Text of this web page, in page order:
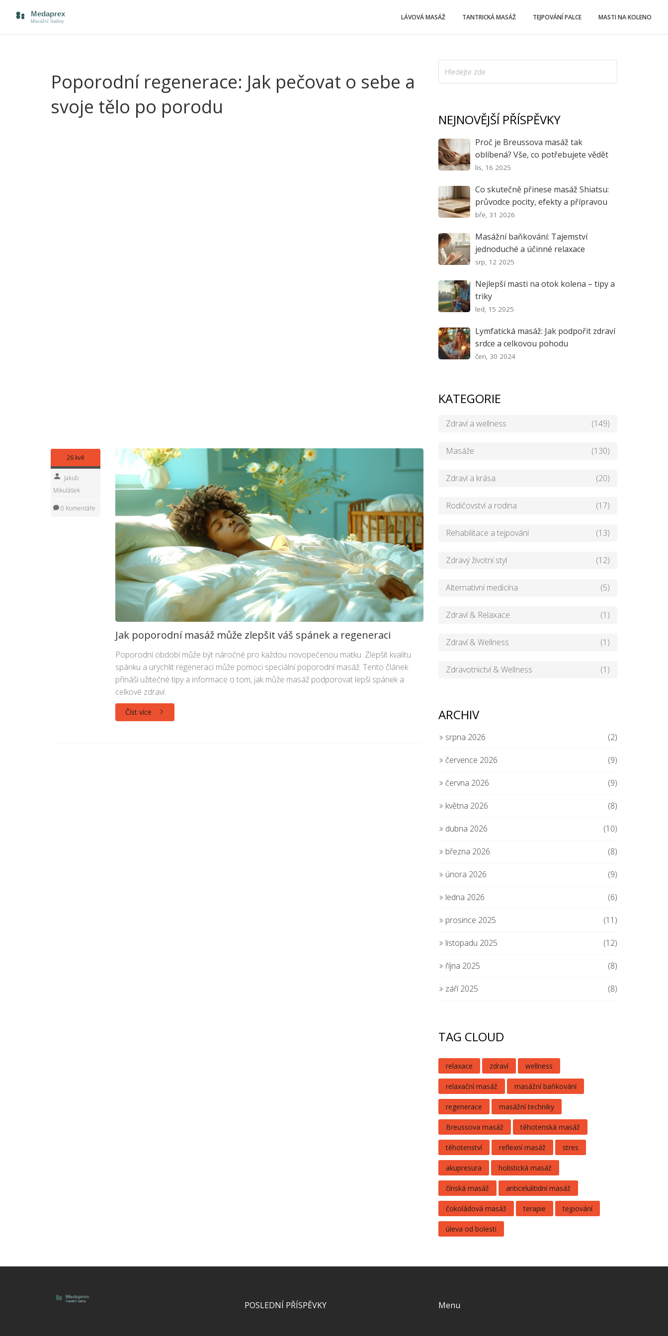
LÁVOVÁ MASÁŽ TANTRICKÁ MASÁŽ TEJPOVÁNÍ PALCE MASTI NA KOLENO
Poporodní regenerace: Jak pečovat o sebe a
svoje tělo po porodu
26 kvě
Jakub
Mikulášek
0 Komentáře
Jak poporodní masáž může zlepšit váš spánek a regeneraci
Poporodní období může být náročné pro každou novopečenou matku. Zlepšit kvalitu
spánku a urychlit regeneraci může pomoci speciální poporodní masáž. Tento článek
přináší užitečné tipy a informace o tom, jak může masáž podporovat lepší spánek a
celkové zdraví.
Číst více
NEJNOVĚJŠÍ PŘÍSPĚVKY
Proč je Breussova masáž tak
oblíbená? Vše, co potřebujete vědět
lis, 16 2025
Co skutečně přinese masáž Shiatsu:
průvodce pocity, efekty a přípravou
bře, 31 2026
Masážní baňkování: Tajemství
jednoduché a účinné relaxace
srp, 12 2025
Nejlepší masti na otok kolena – tipy a
triky
led, 15 2025
Lymfatická masáž: Jak podpořit zdraví
srdce a celkovou pohodu
čen, 30 2024
KATEGORIE
Zdraví a wellness (149)
Masáže (130)
Zdraví a krása (20)
Rodičovství a rodina (17)
Rehabilitace a tejpování (13)
Zdravý životní styl (12)
Alternativní medicína (5)
Zdraví & Relaxace (1)
Zdraví & Wellness (1)
Zdravotnictví & Wellness (1)
ARCHIV
srpna 2026 (2)
července 2026 (9)
června 2026 (9)
května 2026 (8)
dubna 2026 (10)
března 2026 (8)
února 2026 (9)
ledna 2026 (6)
prosince 2025 (11)
listopadu 2025 (12)
října 2025 (8)
září 2025 (8)
TAG CLOUD
relaxace zdraví wellness
relaxační masáž masážní baňkování
regenerace masážní techniky
Breussova masáž těhotenská masáž
těhotenství reflexní masáž stres
akupresura holistická masáž
čínská masáž anticelulitidní masáž
čokoládová masáž terapie tejpování
úleva od bolesti
POSLEDNÍ PŘÍSPĚVKY Menu